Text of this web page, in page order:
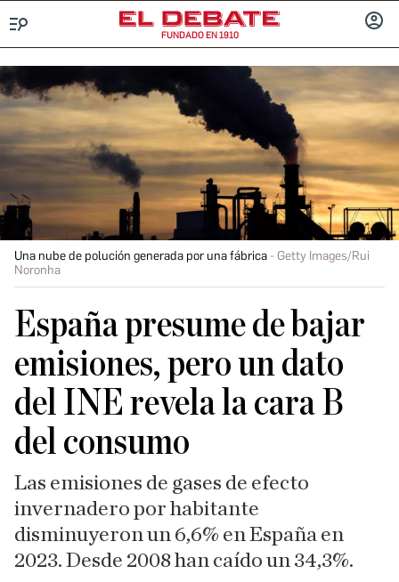
FUNDADO EN 1910
Una nube de polución generada por una fábrica
Getty Images/Rui
Noronha
España presume de bajar
emisiones, pero un dato
del INE revela la cara B
del consumo
Las emisiones de gases de efecto
invernadero por habitante
disminuyeron un 6,6% en España en
2023. Desde 2008 han caído un 34,3%.